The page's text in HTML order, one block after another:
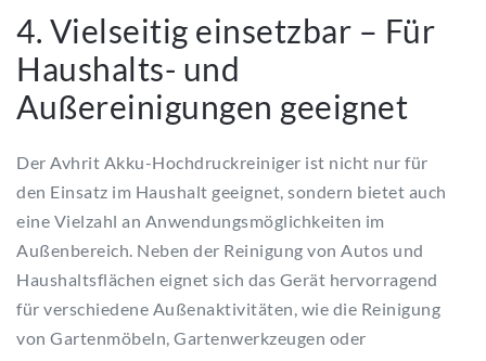
4. Vielseitig einsetzbar – Für
Haushalts- und
Außereinigungen geeignet
Der Avhrit Akku-Hochdruckreiniger ist nicht nur für
den Einsatz im Haushalt geeignet, sondern bietet auch
eine Vielzahl an Anwendungsmöglichkeiten im
Außenbereich. Neben der Reinigung von Autos und
Haushaltsflächen eignet sich das Gerät hervorragend
für verschiedene Außenaktivitäten, wie die Reinigung
von Gartenmöbeln, Gartenwerkzeugen oder